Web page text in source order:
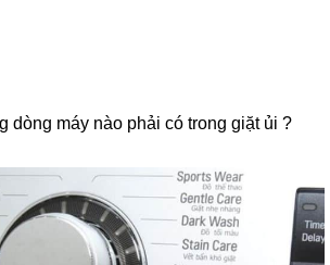
dòng máy nào phải có trong giặt ủi ?